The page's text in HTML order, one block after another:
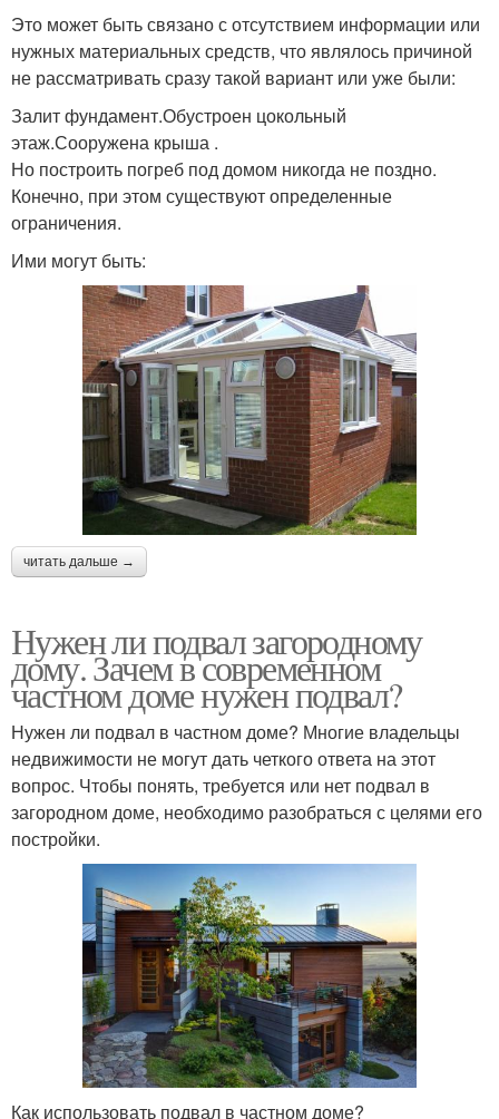
Это может быть связано с отсутствием информации или
нужных материальных средств, что являлось причиной
не рассматривать сразу такой вариант или уже были:
Залит фундамент.Обустроен цокольный
этаж.Сооружена крыша .
Но построить погреб под домом никогда не поздно.
Конечно, при этом существуют определенные
ограничения.
Ими могут быть:
читать дальше →
Нужен ли подвал загородному
дому. Зачем в современном
частном доме нужен подвал?
Нужен ли подвал в частном доме? Многие владельцы
недвижимости не могут дать четкого ответа на этот
вопрос. Чтобы понять, требуется или нет подвал в
загородном доме, необходимо разобраться с целями его
постройки.
Как использовать подвал в частном доме?